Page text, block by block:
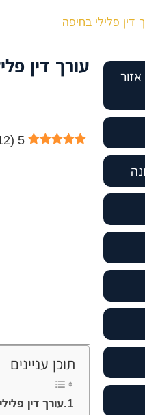
דין פלילי בחיפה
עורך דין
5
(
תוכן עניינים
עורך דין